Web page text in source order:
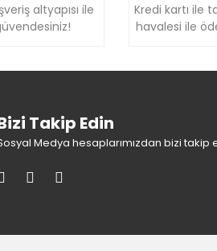
altyapısı ile
Kredi kartı ile
havalesi ile
Takip Edin
Medya hesaplarımızdan bizi takip